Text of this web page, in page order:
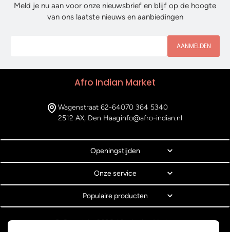
Meld je nu aan voor onze nieuwsbrief en blijf op de hoogte
van ons laatste nieuws en aanbiedingen
AANMELDEN
Afro Indian Market
Wagenstraat 62-64
2512 AX, Den Haag
070 364 5340
info@afro-indian.nl
Openingstijden
Onze service
Populaire producten
© Copyright 2026 Afro Indian Market